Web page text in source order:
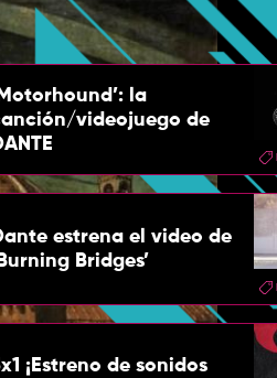
la
videojuego de
estrena el video de
Bridges’
¡Estreno de sonidos